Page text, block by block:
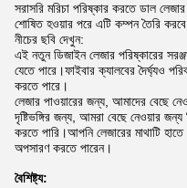
সরাসরি মরিচা পরিষ্কার করতে ডাল
শোষিত হওয়ার পরে এটি কম্পন তৈরি
নীচের ছবি দেখুন:
এই নতুন ডিজাইন লেজার পরিষ্কারের
যেতে পারে।ফাইবার ক্যালবের দৈর্ঘ্যও
করতে পারে।
লেজার পাওয়ারের জন্য, আমাদের
দৃষ্টিভঙ্গির জন্য, আমরা বেছে নেওয়ার
করতে পারি।আপনি লেজারের মাথাটি
অপসারণ করতে পারেন।
বৈশিষ্ট্য: